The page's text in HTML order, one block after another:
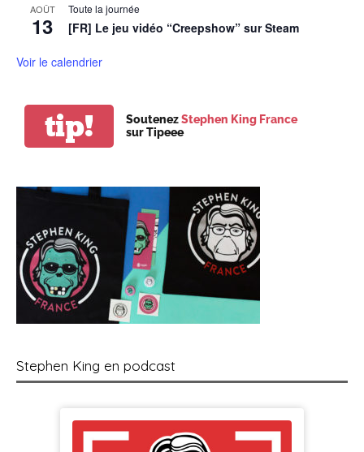
AOÛT
13
Toute la journée
[FR] Le jeu vidéo “Creepshow” sur Steam
Voir le calendrier
tip! SoutenezStephen King France
sur Tipeee
Stephen King en podcast